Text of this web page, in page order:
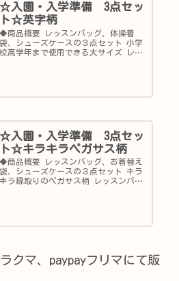
☆入園・入学準備 3点セッ
ト☆英字柄
◆商品概要 レッスンバッグ、体操着
袋、シューズケースの３点セット 小学
校高学年まで使用できる大サイズ レッ
使えて、買い替えの手間も省けます
☆入園・入学準備 3点セッ
ト☆キラキラペガサス柄
◆商品概要 レッスンバッグ、お着替え
袋、シューズケースの３点セット キラ
キラ縁取りのペガサス柄 レッスンバッ
スメです♪
クマ、paypayフリマにて販